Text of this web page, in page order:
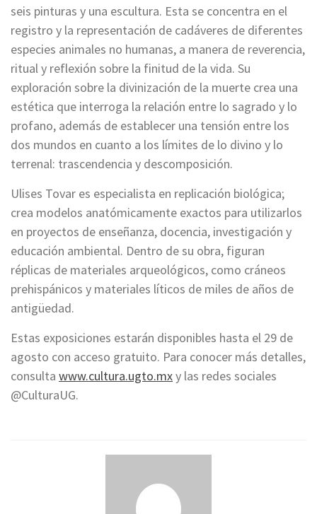
seis pinturas y una escultura. Esta se concentra en el
registro y la representación de cadáveres de diferentes
especies animales no humanas, a manera de reverencia,
ritual y reflexión sobre la finitud de la vida. Su
exploración sobre la divinización de la muerte crea una
estética que interroga la relación entre lo sagrado y lo
profano, además de establecer una tensión entre los
dos mundos en cuanto a los límites de lo divino y lo
terrenal: trascendencia y descomposición.
Ulises Tovar es especialista en replicación biológica;
crea modelos anatómicamente exactos para utilizarlos
en proyectos de enseñanza, docencia, investigación y
educación ambiental. Dentro de su obra, figuran
réplicas de materiales arqueológicos, como cráneos
prehispánicos y materiales líticos de miles de años de
antigüedad.
Estas exposiciones estarán disponibles hasta el 29 de
agosto con acceso gratuito. Para conocer más detalles,
consulta www.cultura.ugto.mxy las redes sociales
@CulturaUG.